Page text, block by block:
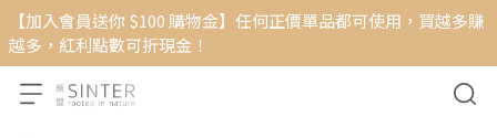
【加入會員送你 $100 購物金】任何正價單品都可使用，買越多賺
越多，紅利點數可折現金！